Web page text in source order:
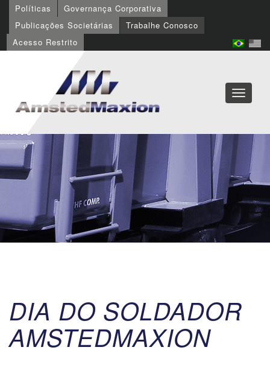
Políticas
Governança Corporativa
Publicações Societárias
Trabalhe Conosco
Acesso Restrito
DIA DO SOLDADOR
AMSTEDMAXION